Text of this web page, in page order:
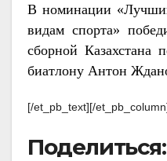
В номинации
видам спорта»
сборной
биатлону Антон
[/et_pb_text][/
Поделиться: